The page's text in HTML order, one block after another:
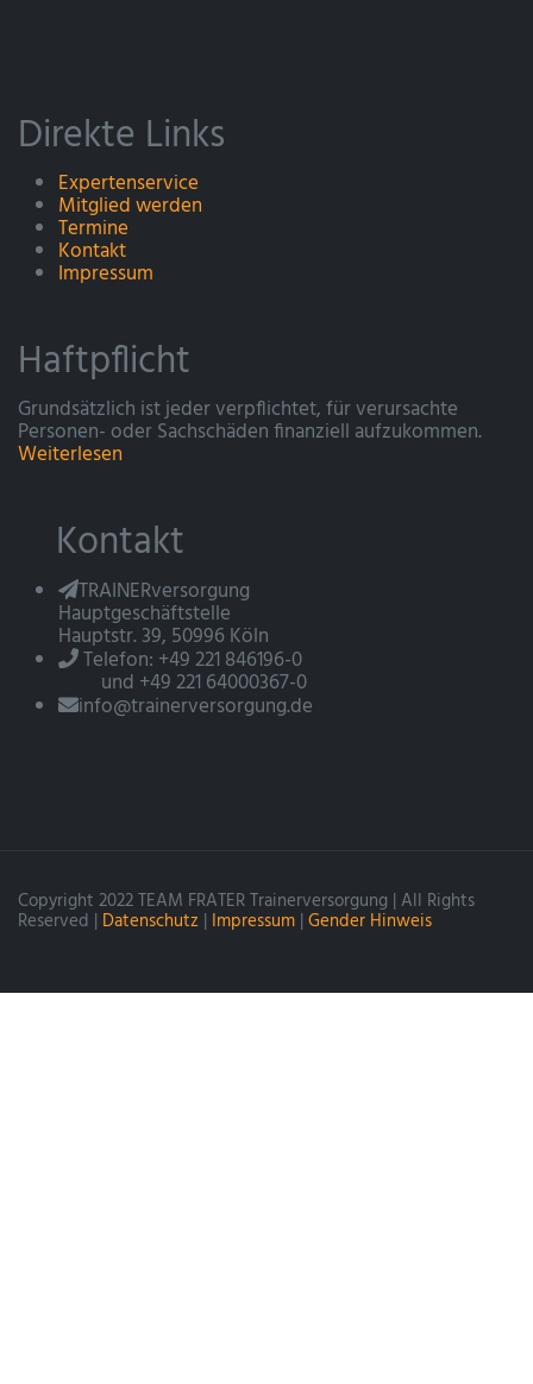
Direkte Links
Expertenservice
Mitglied werden
Termine
Kontakt
Impressum
Haftpflicht
Grundsätzlich ist jeder verpflichtet, für verursachte
Personen- oder Sachschäden finanziell aufzukommen.
Weiterlesen
Kontakt
TRAINERversorgung
Hauptgeschäftstelle
Hauptstr. 39, 50996 Köln
Telefon: +49 221 846196-0
und +49 221 64000367-0
info@trainerversorgung.de
Copyright 2022 TEAM FRATER Trainerversorgung | All Rights
Reserved | Datenschutz | Impressum | Gender Hinweis